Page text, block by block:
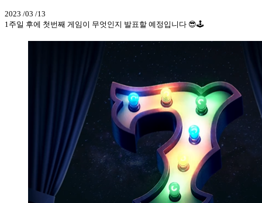
2023 /03 /13
1주일 후에 첫번째 게임이 무엇인지 발표할 예정입니다 😎🕹️